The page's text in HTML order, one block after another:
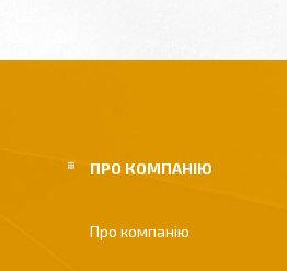
ПРО КОМПАНІЮ
Про компанію